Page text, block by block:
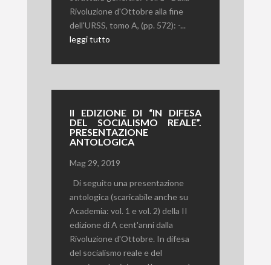
Rivoluzione d'Ottobre alla fine
dell'URSS, tomo A, (pp. 572): -...
leggi tutto
II EDIZIONE DI “IN DIFESA
DEL SOCIALISMO REALE”.
PRESENTAZIONE
ANTOLOGICA
Mag 29, 2019
Di seguito una presentazione
antologica (scaricabile anche su
Academia: vol. 1 e vol. 2) della II
edizione di A cent'anni dalla
Rivoluzione d'Ottobre. In difesa
del socialismo reale e del